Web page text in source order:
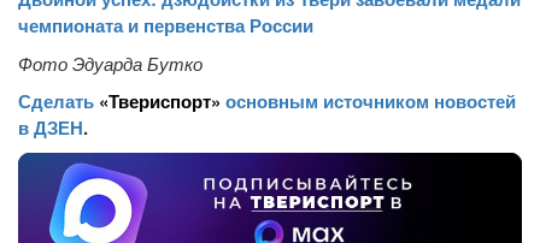
чемпионата и первенства России
Фото Эдуарда Бутко
Сделать «Твериспорт» основным источником новостей
в ДЗЕН.